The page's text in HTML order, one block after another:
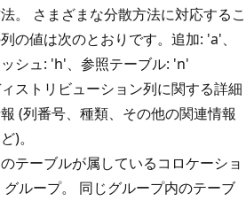
。 さまざまな分散方法に対応するこ
の値は次のとおりです。追加: 'a'、
シュ: 'h'、参照テーブル: 'n'
ストリビューション列に関する詳細
(列番号、種類、その他の関連情報
)。
テーブルが属しているコロケーショ
グループ。 同じグループ内のテーブ